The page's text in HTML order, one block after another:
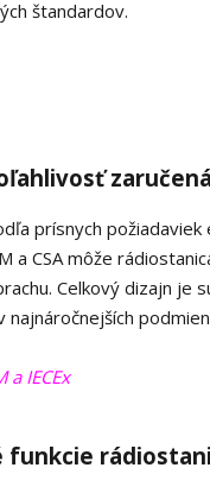
štandardov.
prísnych
a CSA môže
Celkový dizajn je
a IECEx
funkcie